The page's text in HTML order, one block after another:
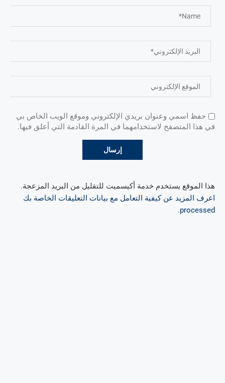
حفظ اسمي وعنوان بريدي الإلكتروني وموقع الويب الخاص بي
في هذا المتصفح لاستخدامهما في المرة القادمة التي أعلق فيها.
هذا الموقع يستخدم خدمة أكيسميت للتقليل من البريد المزعجة.
اعرف المزيد عن كيفية التعامل مع بيانات التعليقات الخاصة بك
processed
.